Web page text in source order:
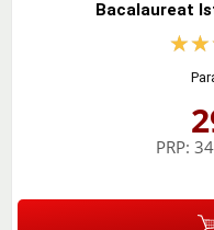
Bacalaureat
PRP: